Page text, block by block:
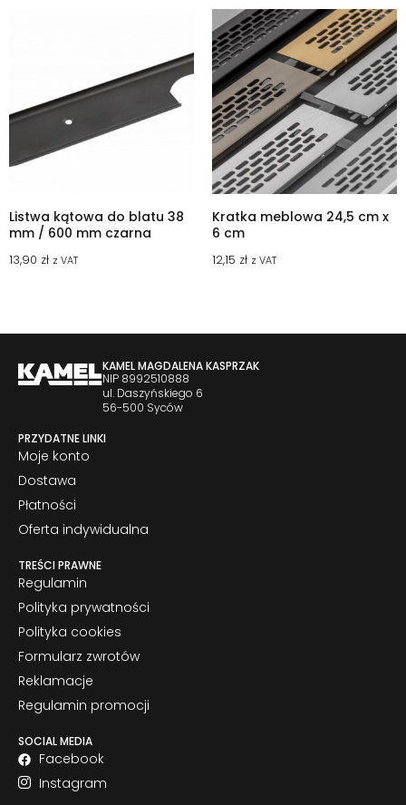
Listwa kątowa do blatu 38
mm / 600 mm czarna
13,90 zł z VAT
Kratka meblowa 24,5 cm x
6 cm
12,15 zł z VAT
KAMEL MAGDALENA KASPRZAK
NIP 8992510888
ul. Daszyńskiego 6
56-500 Syców
PRZYDATNE LINKI
Moje konto
Dostawa
Płatności
Oferta indywidualna
TREŚCI PRAWNE
Regulamin
Polityka prywatności
Polityka cookies
Formularz zwrotów
Reklamacje
Regulamin promocji
SOCIAL MEDIA
Facebook
Instagram